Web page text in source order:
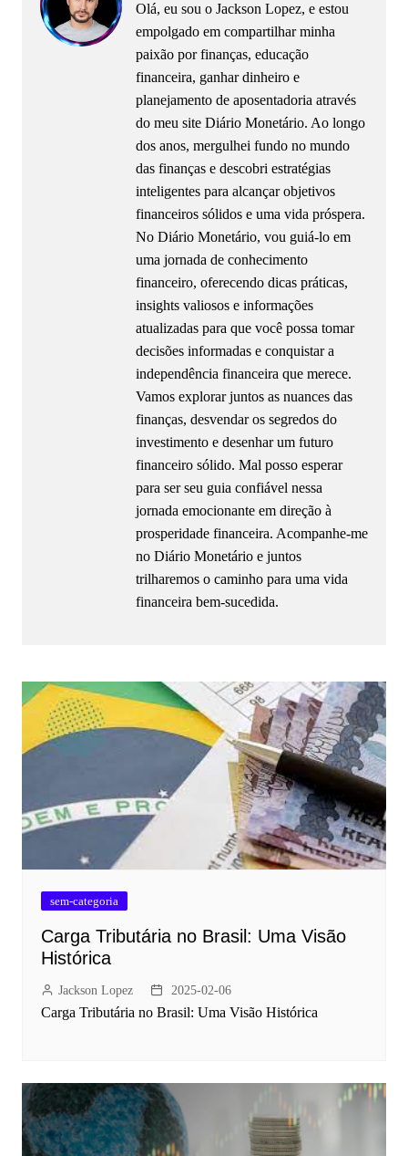
Olá, eu sou o Jackson Lopez, e estou
empolgado em compartilhar minha
paixão por finanças, educação
financeira, ganhar dinheiro e
planejamento de aposentadoria através
do meu site Diário Monetário. Ao longo
dos anos, mergulhei fundo no mundo
das finanças e descobri estratégias
inteligentes para alcançar objetivos
financeiros sólidos e uma vida próspera.
No Diário Monetário, vou guiá-lo em
uma jornada de conhecimento
financeiro, oferecendo dicas práticas,
insights valiosos e informações
atualizadas para que você possa tomar
decisões informadas e conquistar a
independência financeira que merece.
Vamos explorar juntos as nuances das
finanças, desvendar os segredos do
investimento e desenhar um futuro
financeiro sólido. Mal posso esperar
para ser seu guia confiável nessa
jornada emocionante em direção à
prosperidade financeira. Acompanhe-me
no Diário Monetário e juntos
trilharemos o caminho para uma vida
financeira bem-sucedida.
sem-categoria
Carga Tributária no Brasil: Uma Visão
Histórica
Jackson Lopez 2025-02-06
Carga Tributária no Brasil: Uma Visão Histórica